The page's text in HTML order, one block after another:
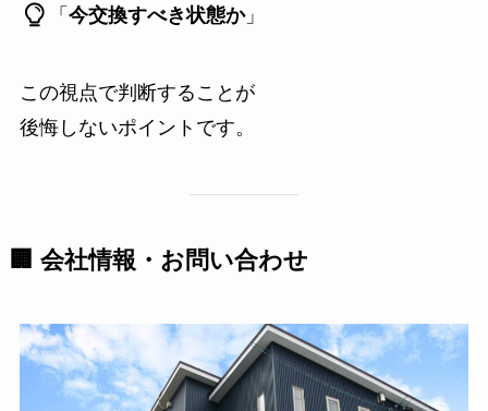
「 今交換すべき状態か」
この視点で判断することが
後悔しないポイントです。
🏢 会社情報・お問い合わせ